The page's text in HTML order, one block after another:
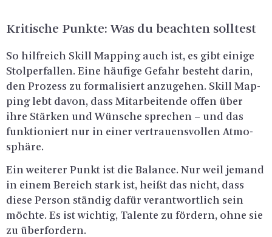
Kri­ti­sche Punk­te: Was du be­ach­ten soll­test
So hilf­reich Skill Map­ping auch ist, es gibt ei­ni­ge
Stol­per­fal­len. Eine häu­fi­ge Ge­fahr be­steht darin,
den Pro­zess zu for­ma­li­siert an­zu­ge­hen. Skill Map­
ping lebt davon, dass Mit­ar­bei­ten­de offen über
ihre Stär­ken und Wün­sche spre­chen – und das
funk­tio­niert nur in einer ver­trau­ens­vol­len At­mo­
sphä­re.
Ein wei­te­rer Punkt ist die Ba­lan­ce. Nur weil je­mand
in einem Be­reich stark ist, heißt das nicht, dass
diese Per­son stän­dig dafür ver­ant­wort­lich sein
möch­te. Es ist wich­tig, Ta­len­te zu för­dern, ohne sie
zu über­for­dern.